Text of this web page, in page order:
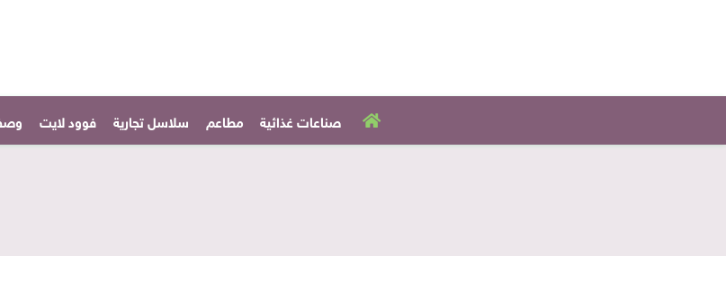
صناعات غذائية مطاعم سلاسل تجارية فوود لايت